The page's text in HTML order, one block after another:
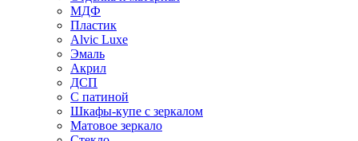
МДФ
Пластик
Alvic Luxe
Эмаль
Акрил
ДСП
С патиной
Шкафы-купе с зеркалом
Матовое зеркало